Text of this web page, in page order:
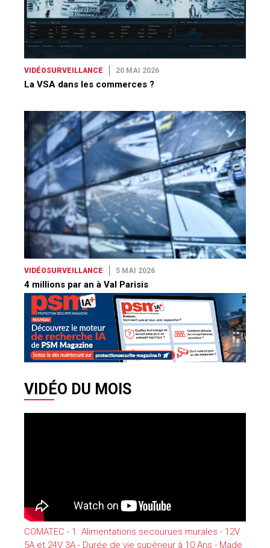
VIDÉOSURVEILLANCE 20 MAI 2026
La VSA dans les commerces ?
VIDÉOSURVEILLANCE 5 MAI 2026
4 millions par an à Val Parisis
VIDÉO DU MOIS
COMATEC - 1. Alimentations secourues murales - 12V
5A et 24V 3A - Durée de vie supérieur à 10 Ans - Made